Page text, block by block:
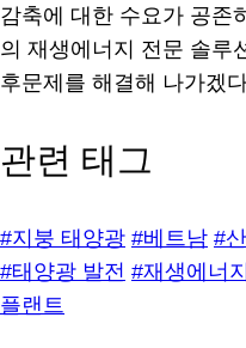
감축에 대한 수요가 공존
의 재생에너지 전문 솔루
후문제를 해결해 나가겠
관련 태그
#지붕 태양광 #베트남 #
#태양광 발전 #재생에너지
플랜트